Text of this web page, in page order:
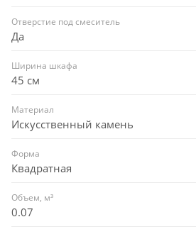
Отверстие под смеситель
Да
Ширина шкафа
45 см
Материал
Искусственный камень
Форма
Квадратная
Объем, м³
0.07